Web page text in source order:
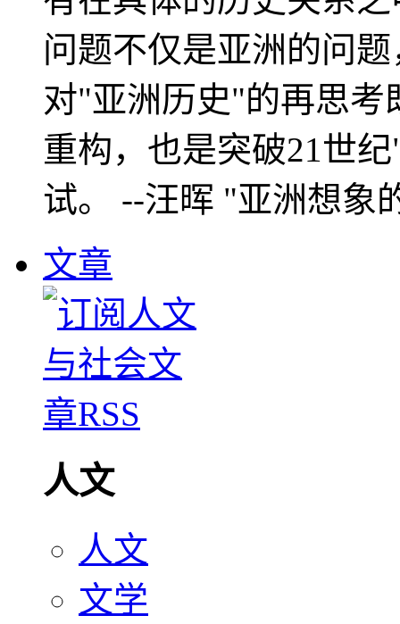
问题不仅是亚洲的问
对"亚洲历史"的再思考
重构，也是突破21世
试。 --汪晖 "亚洲想象
文章
人文
人文
文学